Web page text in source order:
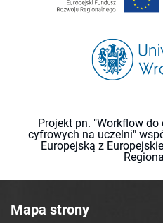
Projekt pn. "Workflow
cyfrowych na uczelni"
Europejską z
Mapa strony